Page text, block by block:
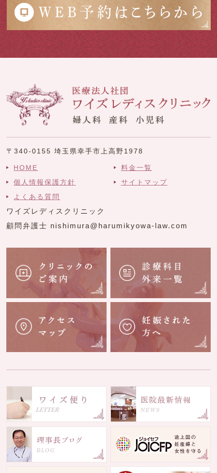
〒340-0155 埼玉県幸手市上高野1978
HOME
個人情報保護方針
よくある質問
料金一覧
サイトマップ
ワイズレディスクリニック
顧問弁護士 nishimura@harumikyowa-law.com